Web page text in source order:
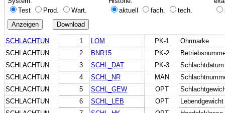
Test
Prod. Wart.
aktuell
fach. tech.
SCHLACHTUN 1 LOM PK-1
Ohrmarke
SCHLACHTUN
2 BNR15 PK-2
SCHLACHTUN
3 SCHL_DAT PK-3
Schlachtdatum
SCHLACHTUN
4 SCHL_NR MAN
SCHLACHTUN
5 SCHL_GEW OPT
SCHLACHTUN
6 SCHL_LEB OPT
Lebendgewicht